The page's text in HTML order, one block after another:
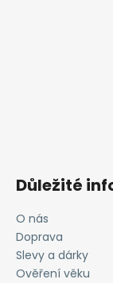
Důležité
O nás
Doprava
Slevy a dárky
Ověření věku